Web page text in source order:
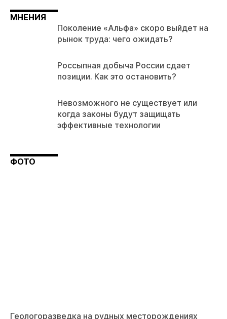
МНЕНИЯ
Поколение «Альфа» скоро выйдет на
рынок труда: чего ожидать?
Россыпная добыча России сдает
позиции. Как это остановить?
Невозможного не существует или
когда законы будут защищать
эффективные технологии
ФОТО
Геологоразведка на рудных месторождениях